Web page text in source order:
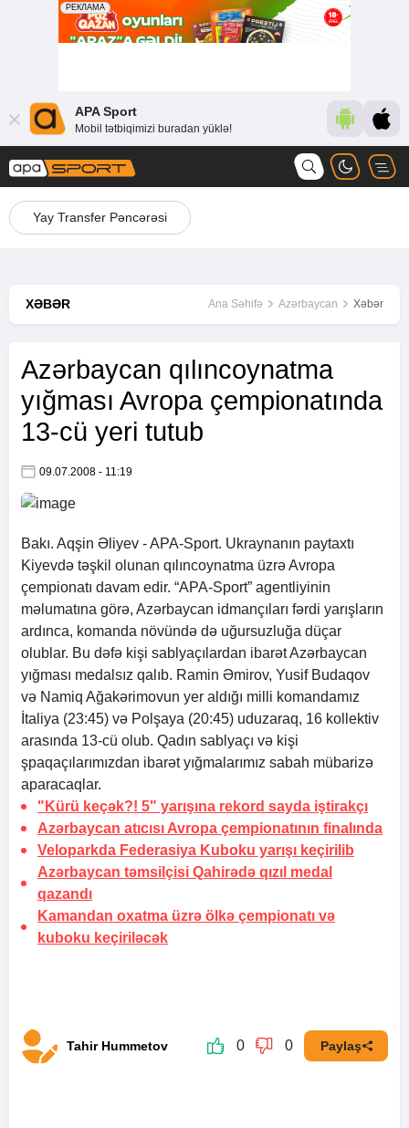
APA Sport
Mobil tətbiqimizi buradan yüklə!
Yay Transfer Pəncərəsi
XƏBƏR Ana Səhifə Azərbaycan Xəbər
Azərbaycan qılıncoynatma
yığması Avropa çempionatında
13-cü yeri tutub
09.07.2008 - 11:19
Bakı. Aqşin Əliyev -APA-Sport. Ukraynanın paytaxtı
Kiyevdə təşkil olunan qılıncoynatma üzrə Avropa
çempionatı davam edir. “APA-Sport” agentliyinin
məlumatına görə, Azərbaycan idmançıları fərdi yarışların
ardınca, komanda növündə də uğursuzluğa düçar
olublar. Bu dəfə kişi sablyaçılardan ibarət Azərbaycan
yığması medalsız qalıb. Ramin Əmirov, Yusif Budaqov
və Namiq Ağakərimovun yer aldığı milli komandamız
İtaliya (23:45) və Polşaya (20:45) uduzaraq, 16 kollektiv
arasında 13-cü olub. Qadın sablyaçı və kişi
şpaqaçılarımızdan ibarət yığmalarımız sabah mübarizə
aparacaqlar.
"Kürü keçək?! 5" yarışına rekord sayda iştirakçı
Azərbaycan atıcısı Avropa çempionatının finalında
Veloparkda Federasiya Kuboku yarışı keçirilib
Azərbaycan təmsilçisi Qahirədə qızıl medal
qazandı
Kamandan oxatma üzrə ölkə çempionatı və
kuboku keçiriləcək
Tahir Hummetov 0 0 Paylaş